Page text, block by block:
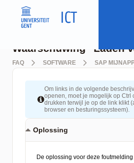
FAQ SOFTWARE SAP
Om links in de volgende
openen, moet je mogelijk op Ctrl
drukken terwijl je op de link klikt
browser en besturingssysteem).
Oplossing